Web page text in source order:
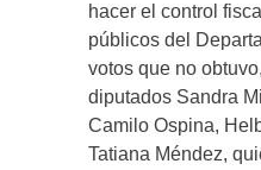
hacer el control
públicos del
votos que no
diputados Sandra
Camilo Ospina,
Tatiana Méndez,